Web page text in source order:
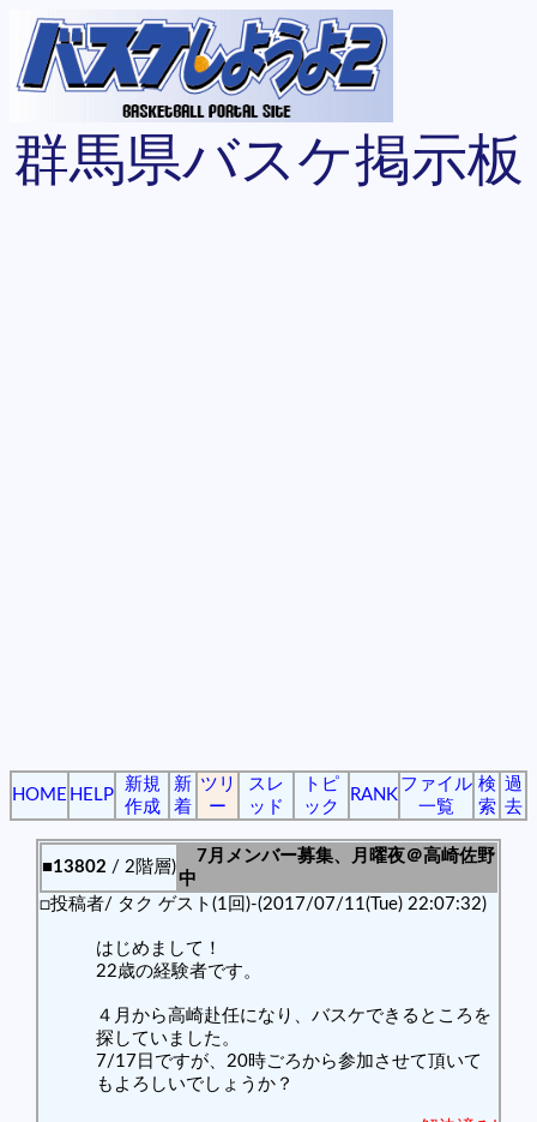
群馬県バスケ掲示板
HOME HELP
新規
作成
新
着
ツリ
ー
スレ
ッド
トピ
ック
RANK
ファイル
一覧
検
索
過
去
■13802 / 2階層)
7月メンバー募集、月曜夜＠高崎佐野
中
□投稿者/ タク ゲスト(1回)-(2017/07/11(Tue) 22:07:32)
はじめまして！
22歳の経験者です。
４月から高崎赴任になり、バスケできるところを
探していました。
7/17日ですが、20時ごろから参加させて頂いて
もよろしいでしょうか？